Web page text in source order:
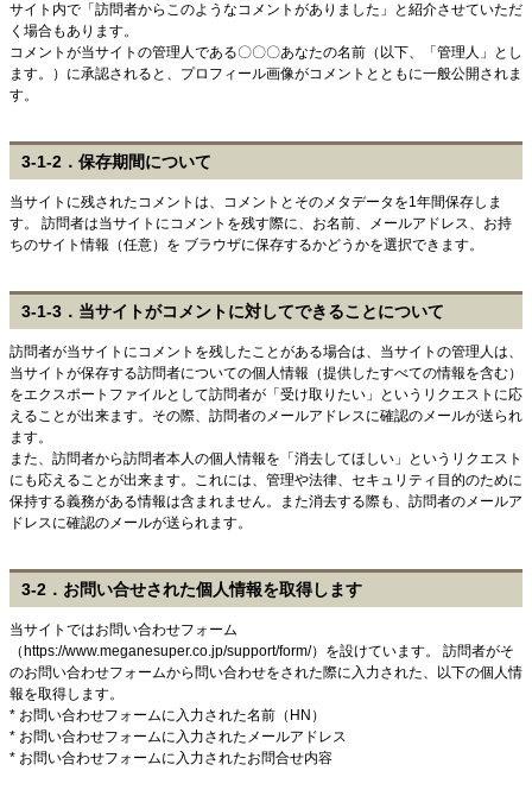
サイト内で「訪問者からこのようなコメントがありました」と紹介させていただ
く場合もあります。
コメントが当サイトの管理人である〇〇〇あなたの名前（以下、「管理人」とし
ます。）に承認されると、プロフィール画像がコメントとともに一般公開されま
す。
3-1-2．保存期間について
当サイトに残されたコメントは、コメントとそのメタデータを1年間保存しま
す。 訪問者は当サイトにコメントを残す際に、お名前、メールアドレス、お持
ちのサイト情報（任意）を ブラウザに保存するかどうかを選択できます。
3-1-3．当サイトがコメントに対してできることについて
訪問者が当サイトにコメントを残したことがある場合は、当サイトの管理人は、
当サイトが保存する訪問者についての個人情報（提供したすべての情報を含む）
をエクスポートファイルとして訪問者が「受け取りたい」というリクエストに応
えることが出来ます。その際、訪問者のメールアドレスに確認のメールが送られ
ます。
また、訪問者から訪問者本人の個人情報を「消去してほしい」というリクエスト
にも応えることが出来ます。これには、管理や法律、セキュリティ目的のために
保持する義務がある情報は含まれません。また消去する際も、訪問者のメールア
ドレスに確認のメールが送られます。
3-2．お問い合せされた個人情報を取得します
当サイトではお問い合わせフォーム
（https://www.meganesuper.co.jp/support/form/）を設けています。 訪問者がそ
のお問い合わせフォームから問い合わせをされた際に入力された、以下の個人情
報を取得します。
* お問い合わせフォームに入力された名前（HN）
* お問い合わせフォームに入力されたメールアドレス
* お問い合わせフォームに入力されたお問合せ内容